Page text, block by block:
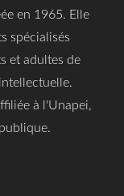
en 1965. Elle
spécialisés
et adultes de
à l'Unapei,